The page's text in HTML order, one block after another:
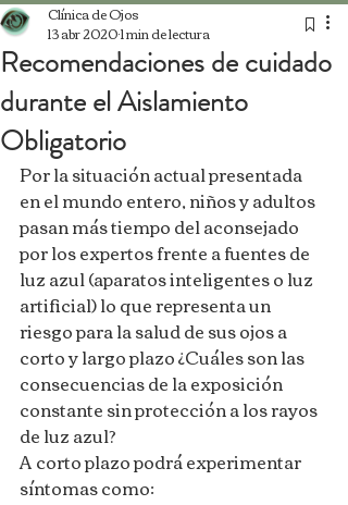
Recomendaciones de cuidado
durante el Aislamiento
Obligatorio
Clínica de Ojos
13 abr 20201 min de lectura
Por la situación actual presentada
en el mundo entero, niños y adultos
pasan más tiempo del aconsejado
por los expertos frente a fuentes de
luz azul (aparatos inteligentes o luz
artificial) lo que representa un
riesgo para la salud de sus ojos a
corto y largo plazo ¿Cuáles son las
consecuencias de la exposición
constante sin protección a los rayos
de luz azul?
A corto plazo podrá experimentar
síntomas como: